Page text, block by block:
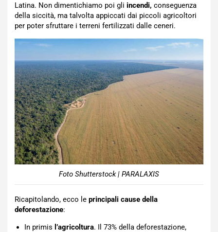
Latina. Non dimentichiamo poi gli incendi, conseguenza
della siccità, ma talvolta appiccati dai piccoli agricoltori
per poter sfruttare i terreni fertilizzati dalle ceneri.
Foto Shutterstock | PARALAXIS
Ricapitolando, ecco le principali cause della
deforestazione:
In primis l’agricoltura. Il 73% della deforestazione,